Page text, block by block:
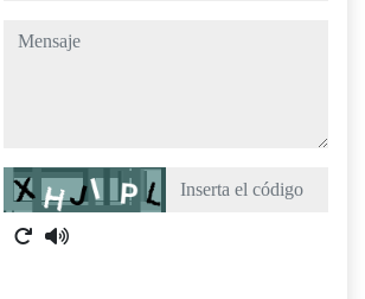
mensaje
Captcha